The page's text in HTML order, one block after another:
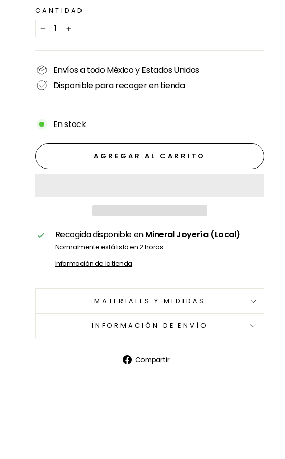
CANTIDAD
− +
Envíos a todo México y Estados Unidos
Disponible para recoger en tienda
En stock
AGREGAR AL CARRITO
Recogida disponible enMineral Joyería (Local)
Normalmente está listo en 2 horas
Información de la tienda
MATERIALES Y MEDIDAS
INFORMACIÓN DE ENVÍO
Compartir